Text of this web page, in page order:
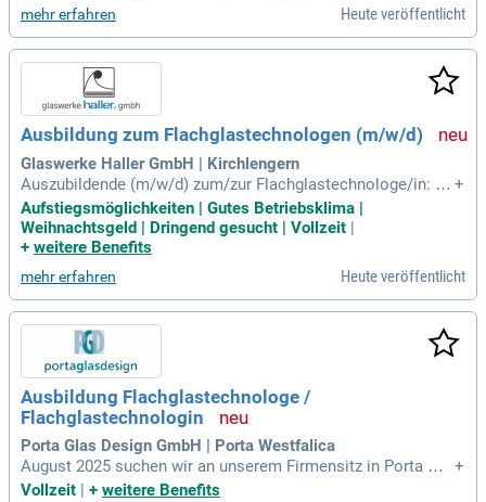
n.
mehr erfahren Heute veröffentlicht
Ausbildung zum Flachglastechnologen (m/w/d)
Glaswerke Haller GmbH | Kirchlengern
Auszubildende (m/w/d) zum/zur Flachglastechnologe/in: Wi
r suchen Sie! Berufsausbildung mit Weitblick! Beginnen Sie
zum 01.09.2026 die Ausbildung bei uns und lassen Sie sich
von dem brillanten Werkstoff Glas inspirieren.
+
Aufstiegsmöglichkeiten | Gutes Betriebsklima |
Weihnachtsgeld | Dringend gesucht | Vollzeit |
+ weitere Benefits
mehr erfahren Heute veröffentlicht
Ausbildung Flachglastechnologe /
Flachglastechnologin
Porta Glas Design GmbH | Porta Westfalica
August 2025 suchen wir an unserem Firmensitz in Porta We
stfalica: Auszubildende zum Flachglastechnologen (m/w/d):
+
Vollzeit | + weitere Benefits